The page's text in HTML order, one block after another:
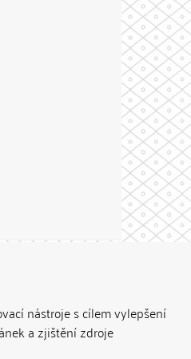
nástroje s cílem vylepšení
a zjištění zdroje